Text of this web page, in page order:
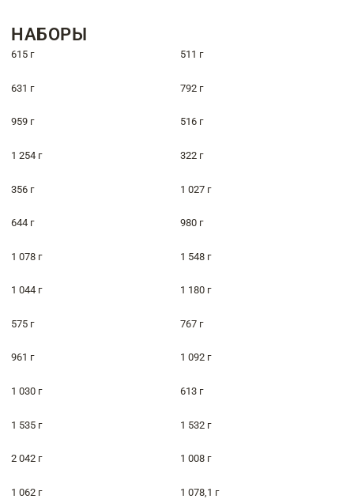
НАБОРЫ
615 г 511 г
631 г 792 г
959 г 516 г
1 254 г 322 г
356 г 1 027 г
644 г 980 г
1 078 г 1 548 г
1 044 г 1 180 г
575 г 767 г
961 г 1 092 г
1 030 г 613 г
1 535 г 1 532 г
2 042 г 1 008 г
1 062 г 1 078,1 г